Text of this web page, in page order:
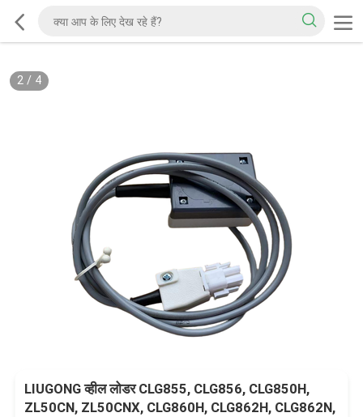
2/ 4
LIUGONG व्हील लोडर CLG855, CLG856, CLG850H,
ZL50CN, ZL50CNX, CLG860H, CLG862H, CLG862N,